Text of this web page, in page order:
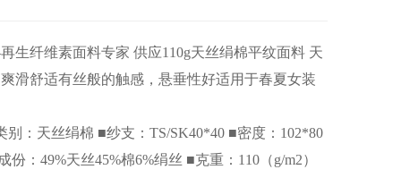
纤维素面料专家 供应110g天丝绢棉平纹面料 天
滑舒适有丝般的触感，悬垂性好适用于春夏女装
别：天丝绢棉 ■纱支：TS/SK40*40 ■密度：102*80
份：49%天丝45%棉6%绢丝 ■克重：110（g/m2）